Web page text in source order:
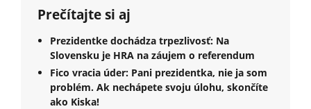
Prečítajte si aj
Prezidentke dochádza trpezlivosť: Na
Slovensku je HRA na záujem o referendum
Fico vracia úder: Pani prezidentka, nie ja som
problém. Ak nechápete svoju úlohu, skončíte
ako Kiska!